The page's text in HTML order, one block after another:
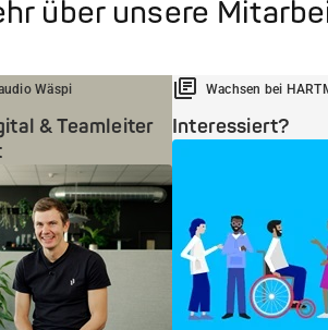
über unsere
Wäspi
& Teamleiter
Wachsen bei
Interessiert?